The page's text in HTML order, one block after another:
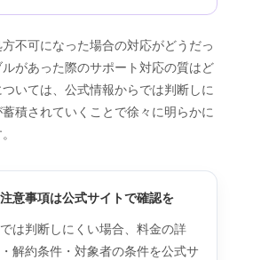
不可になった場合の対応がどうだっ
があった際のサポート対応の質はど
いては、公式情報からでは判断しに
積されていくことで徐々に明らかに
意事項は公式サイトで確認を
は判断しにくい場合、料金の詳
解約条件・対象者の条件を公式サ